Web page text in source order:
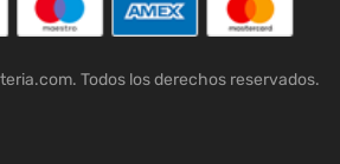
Todos los derechos reservados.